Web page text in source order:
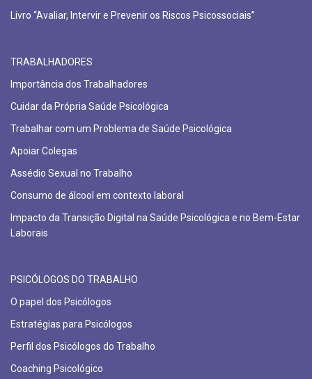
Livro “Avaliar, Intervir e Prevenir os Riscos Psicossociais”
TRABALHADORES
Importância dos Trabalhadores
Cuidar da Própria Saúde Psicológica
Trabalhar com um Problema de Saúde Psicológica
Apoiar Colegas
Assédio Sexual no Trabalho
Consumo de álcool em contexto laboral
Impacto da Transição Digital na Saúde Psicológica e no Bem-Estar
Laborais
PSICÓLOGOS DO TRABALHO
O papel dos Psicólogos
Estratégias para Psicólogos
Perfil dos Psicólogos do Trabalho
Coaching Psicológico